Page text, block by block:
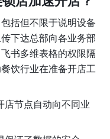
括但不限于说明设备
下达总部向各业务部
书多维表格的权限隔
饮行业在准备开店工
店节点自动向不同业